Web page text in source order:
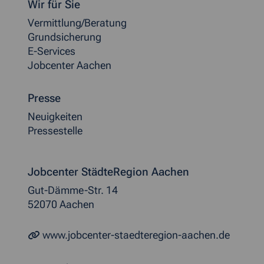
Wir für Sie
Vermittlung/Beratung
Grundsicherung
E-Services
Jobcenter Aachen
Presse
Neuigkeiten
Pressestelle
Jobcenter StädteRegion Aachen
Gut-Dämme-Str. 14
52070 Aachen
www.jobcenter-staedteregion-aachen.de